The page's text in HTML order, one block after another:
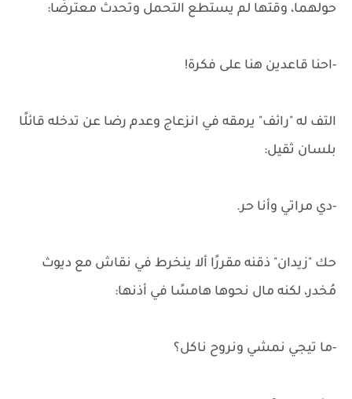
حولهما، وقتها لم يستطع التحمل وتحدث معترضًا:
-احنا قاعدين هنا على فكرة!
التف له "رائف" يرمقه في انزعاج وعدم رضا عن تدخله قائلًا
بلسان ثقيل:
-دي مراتي وأنا حر.
حك "زيدان" ذقنه مقررًا ألا ينخرط في نقاش مع ديوث
مُخدر، لكنه مال نحوها هامسًا في أذنها:
-ما تيجي نمشي ونروح ناكل؟